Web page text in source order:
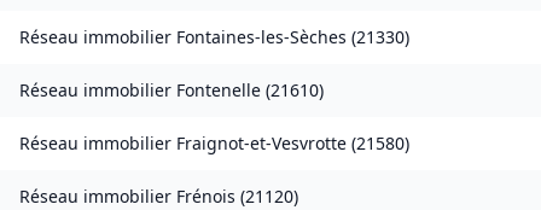
Réseau immobilier Fontaines-les-Sèches (21330)
Réseau immobilier Fontenelle (21610)
Réseau immobilier Fraignot-et-Vesvrotte (21580)
Réseau immobilier Frénois (21120)